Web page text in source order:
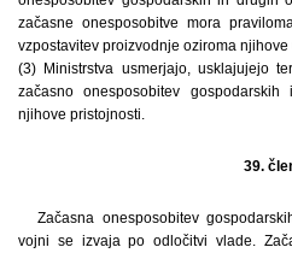
začasne onesposobitve mora
vzpostavitev proizvodnje oziroma njihove
(3) Ministrstva usmerjajo, usklajujejo
začasno onesposobitev
njihove pristojnosti.
39.
Začasna onesposobitev
vojni se izvaja po odločitvi vlade.